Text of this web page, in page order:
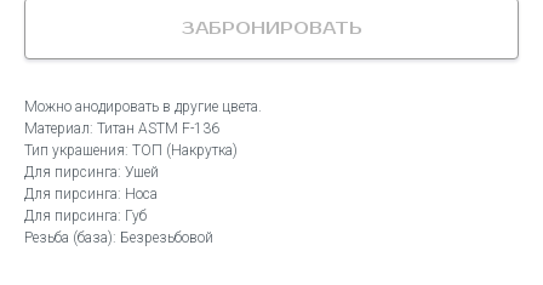
ЗАБРОНИРОВАТЬ
Можно анодировать в другие цвета.
Материал: Титан ASTM F-136
Тип украшения: ТОП (Накрутка)
Для пирсинга: Ушей
Для пирсинга: Носа
Для пирсинга: Губ
Резьба (база): Безрезьбовой